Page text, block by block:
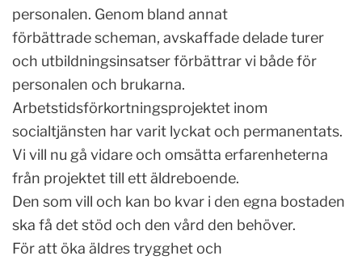
personalen. Genom bland annat
förbättrade scheman, avskaffade delade turer
och utbildningsinsatser förbättrar vi både för
personalen och brukarna.
Arbetstidsförkortningsprojektet inom
socialtjänsten har varit lyckat och permanentats.
Vi vill nu gå vidare och omsätta erfarenheterna
från projektet till ett äldreboende.
Den som vill och kan bo kvar i den egna bostaden
ska få det stöd och den vård den behöver.
För att öka äldres trygghet och